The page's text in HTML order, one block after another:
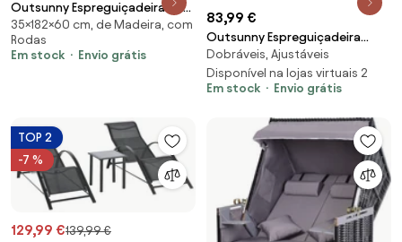
Outsunny Espreguiçadeira de
Madeira com 2 Rodas para
Exterior Cadeira Reclinável de
Jardim para Terraço 182x60x35
35×182×60 cm, de Madeira, com
Rodas
Em stock
Envio grátis
83,99 €
Outsunny Espreguiçadeira
Dobrável Jardim Ajustável 7
Posições Apoio Cabeça
Conforto Exterior
Aosom Portugal
Dobráveis, Ajustáveis
Disponível na lojas virtuais 2
Em stock
Envio grátis
TOP 2
-7 %
129,99 €139,99 €